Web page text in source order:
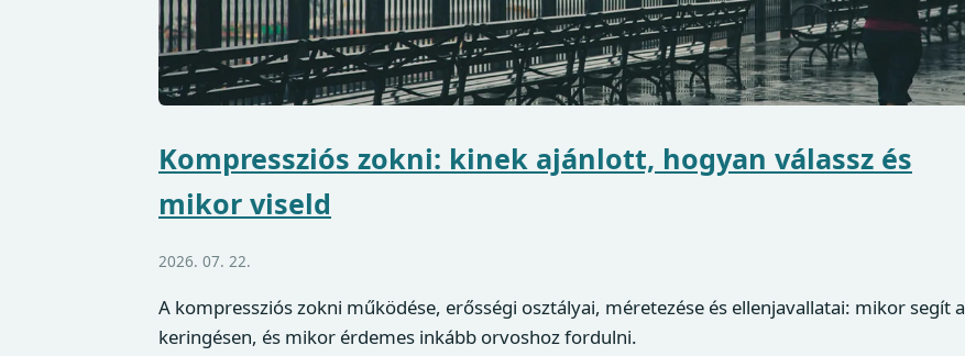
Kompressziós zokni: kinek ajánlott, hogyan válassz és
mikor viseld
2026. 07. 22.
A kompressziós zokni működése, erősségi osztályai, méretezése és ellenjavallatai: mikor segít a
keringésen, és mikor érdemes inkább orvoshoz fordulni.